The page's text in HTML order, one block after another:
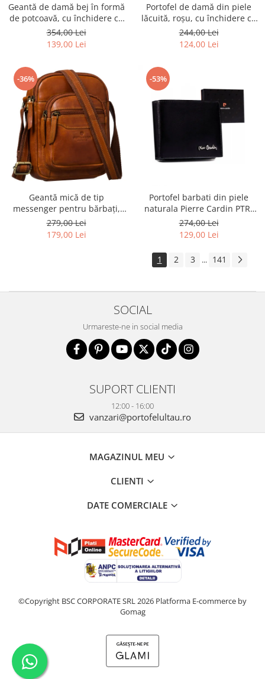
Geantă de damă bej în formă
de potcoavă, cu închidere cu
clip magnetic - Peterson PTR-
PTN PIWONIA BEIGE
354,00 Lei
139,00 Lei
Portofel de damă din piele
lăcuită, roșu, cu închidere cu
capsă - Rovicky PTR-RH-22-1-
RS RED
244,00 Lei
124,00 Lei
-36%
Geantă mică de tip
messenger pentru bărbați,
geantă de umăr, geantă de
oraș maro din piele naturală -
Peterson
279,00 Lei
179,00 Lei
-53%
Portofel barbati din piele
naturala Pierre Cardin PTR-
8806 TILAK51
274,00 Lei
129,00 Lei
1 2 3 ... 141
SOCIAL
Urmareste-ne in social media
SUPORT CLIENTI
12:00 - 16:00
vanzari@portofelultau.ro
MAGAZINUL MEU
CLIENTI
DATE COMERCIALE
©Copyright BSC CORPORATE SRL 2026 Platforma E-commerce by
Gomag